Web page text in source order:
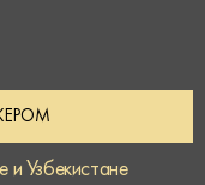
Узбекистане